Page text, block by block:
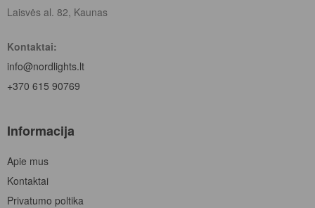
Laisvės al. 82, Kaunas
Kontaktai:
info@nordlights.lt
+370 615 90769
Informacija
Apie mus
Kontaktai
Privatumo poltika